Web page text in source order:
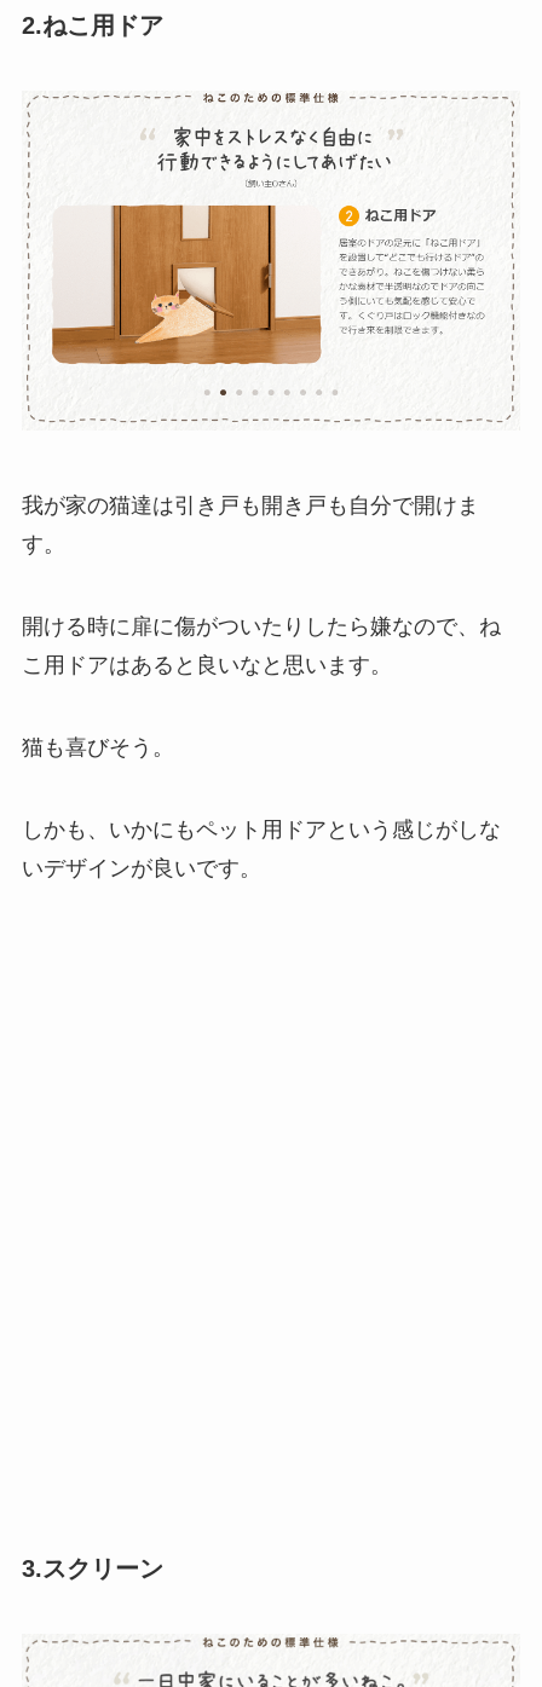
2.ねこ用ドア
我が家の猫達は引き戸も開き戸も自分で開けま
す。
開ける時に扉に傷がついたりしたら嫌なので、ね
こ用ドアはあると良いなと思います。
猫も喜びそう。
しかも、いかにもペット用ドアという感じがしな
いデザインが良いです。
3.スクリーン